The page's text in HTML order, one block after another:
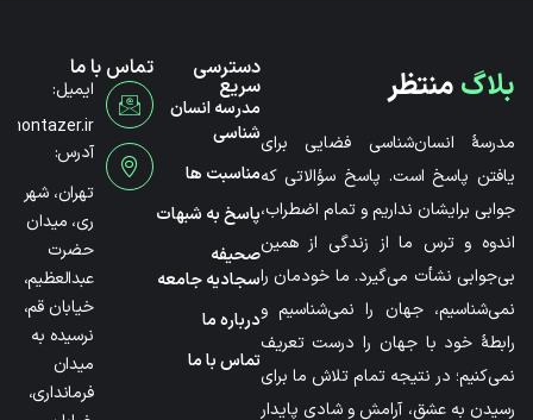
بلاگمنتظر
مدرسۀ انسان‌شناسی فضایی برای
یافتن پاسخ است. پاسخ سؤالاتی که
جوابی برایشان نداریم و تمام اضطراب،
اندوه و ترس ما از زندگی از همین
بی‌جوابی نشأت می‌گیرد. ما خودمان را
نمی‌شناسیم، جهان را نمی‌شناسیم و
رابطۀ خود با جهان را درست تعریف
نمی‌کنیم؛ در نتیجه تمام تلاش ما برای
رسیدن به عشق، آرامش و شادی پایدار
دسترسی
سریع
مدرسه انسان
شناسی
مناسبت ها
پاسخ به شبهات
صحیفه
سجادیه جامعه
درباره ما
تماس با ما
تماس با ما
ایمیل:
آدرس:
تهران، شهر
ری، میدان
حضرت
عبدالعظیم،
خیابان قم،
نرسیده به
میدان
فرمانداری،